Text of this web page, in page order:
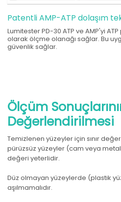
Patentli AMP-ATP dolaşım
Lumitester PD-30 ATP ve AMP'yi
olarak ölçme olanağı sağlar. Bu
güvenlik sağlar.
Ölçüm
Değerlendirilmesi
Temizlenen yüzeyler için sınır
pürüzsüz yüzeyler (cam veya metal)
değeri yeterlidir.
Düz olmayan yüzeylerde (plastik
aşılmamalıdır.